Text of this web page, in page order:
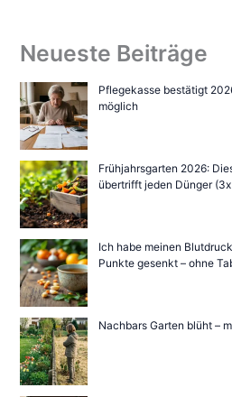
Neueste Beiträge
Pflegekasse bestätigt
möglich
Frühjahrsgarten 2026:
übertrifft jeden Dünger
Ich habe meinen
Punkte gesenkt – ohne
Nachbars Garten blüht –